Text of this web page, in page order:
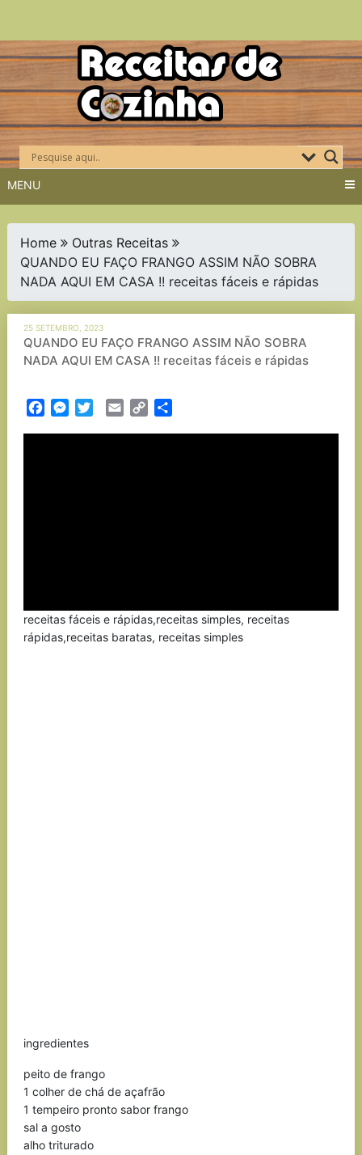
Skip
to
content
MENU
Home
Outras Receitas
QUANDO EU FAÇO FRANGO ASSIM NÃO SOBRA
NADA AQUI EM CASA !! receitas fáceis e rápidas
25 SETEMBRO, 2023
QUANDO EU FAÇO FRANGO ASSIM NÃO SOBRA
NADA AQUI EM CASA !! receitas fáceis e rápidas
FacebookMessenger
TwitterEmail Copy
receitas fáceis e rápidas,receitas simples, receitas
rápidas,receitas baratas, receitas simples
ingredientes
peito de frango
1 colher de chá de açafrão
1 tempeiro pronto sabor frango
sal a gosto
alho triturado